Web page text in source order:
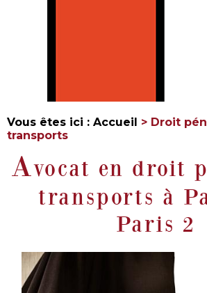
Vous êtes ici : Accueil > Droit
transports
Avocat en droit
transports à
Paris 2